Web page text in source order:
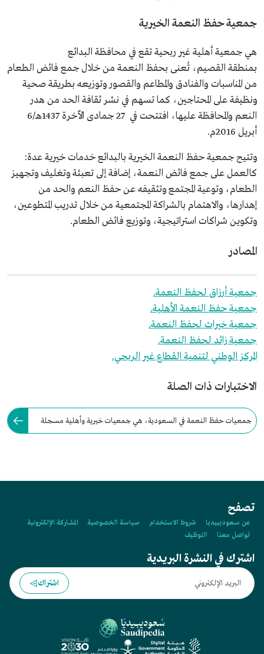
جمعية حفظ النعمة الخيرية
هي جمعية أهلية غير ربحية تقع في محافظة البدائع
بمنطقة القصيم، تُعنى بحفظ النعمة من خلال جمع فائض الطعام
من المناسبات والفنادق والمطاعم والقصور وتوزيعه بطريقة صحية
ونظيفة على المحتاجين، كما تسهم في نشر ثقافة الحد من هدر
النعم والمحافظة عليها، افتتحت في 27 جمادى الآخرة 1437هـ/6
أبريل 2016م.
وتتيح جمعية حفظ النعمة الخيرية بالبدائع خدمات خيرية عدة:
كالعمل على جمع فائض النعمة، إضافة إلى تعبئة وتغليف وتجهيز
الطعام، وتوعية المجتمع وتثقيفه عن حفظ النعم والحد من
إهدارها، والاهتمام بالشراكة المجتمعية من خلال تدريب المتطوعين،
وتكوين شراكات استراتيجية، وتوزيع فائض الطعام.
المصادر
جمعية أرزاق لحفظ النعمة.
جمعية حفظ النعمة الأهلية.
جمعية خيرات لحفظ النعمة.
جمعية زائد لحفظ النعمة.
المركز الوطني لتنمية القطاع غير الربحي.
الاختبارات ذات الصلة
جمعيات حفظ النعمة في السعودية، هي جمعيات خيرية وأهلية مسجلة
تصفح
عن سعوديبيديا شروط الاستخدام سياسة الخصوصية
المشاركة الإلكترونية
تواصل معنا
التوظيف
اشترك في النشرة البريدية
اشتراك